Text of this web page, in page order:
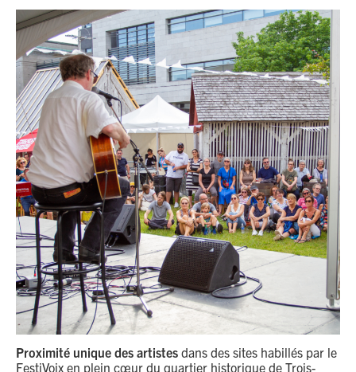
Proximité unique des artistes dans des sites habillés par le
FestiVoix en plein cœur du quartier historique de Trois-